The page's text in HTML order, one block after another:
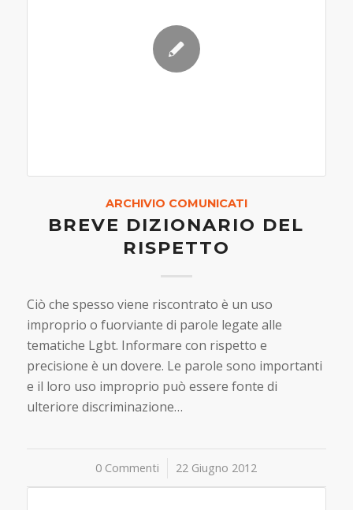
ARCHIVIO COMUNICATI
BREVE DIZIONARIO DEL
RISPETTO
Ciò che spesso viene riscontrato è un uso
improprio o fuorviante di parole legate alle
tematiche Lgbt. Informare con rispetto e
precisione è un dovere. Le parole sono importanti
e il loro uso improprio può essere fonte di
ulteriore discriminazione…
0 Commenti
/ 22 Giugno 2012